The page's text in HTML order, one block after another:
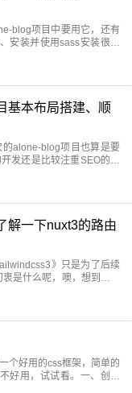
blog项目中要用它，还有
安装并使用sass安装很简
基本布局搭建、顺
alone-blog项目也算是要
发还是比较注重SEO的，
解一下nuxt3的路由
》只是为了后续
是什么呢，噢，想到了，
个好用的css框架，简单的
好用，试试看。一、创建